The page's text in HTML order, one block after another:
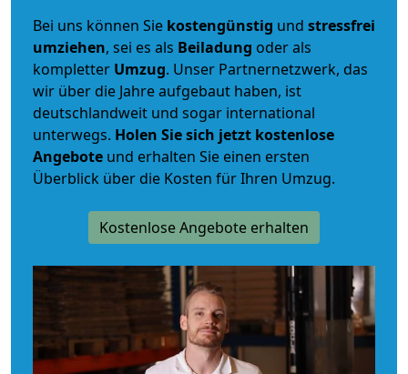
Bei uns können Sie kostengünstig und stressfrei
umziehen, sei es als Beiladung oder als
kompletter Umzug. Unser Partnernetzwerk, das
wir über die Jahre aufgebaut haben, ist
deutschlandweit und sogar international
unterwegs. Holen Sie sich jetzt kostenlose
Angebote und erhalten Sie einen ersten
Überblick über die Kosten für Ihren Umzug.
Kostenlose Angebote erhalten